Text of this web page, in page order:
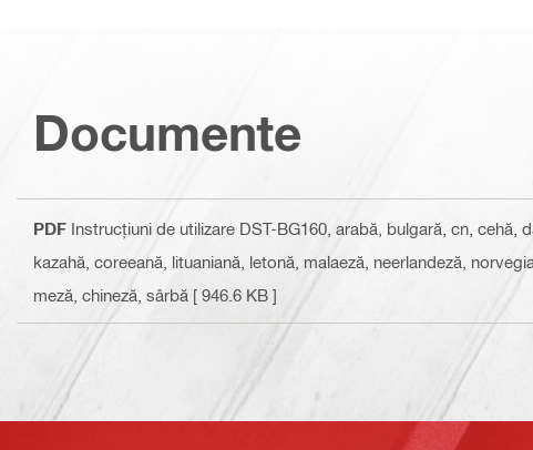
Documente
PDF Instrucțiuni de utilizare DST-BG160 , arabă, bulgară, cn, cehă,
kazahă, coreeană, lituaniană, letonă, malaeză, neerlandeză,
meză, chineză, sârbă [ 946.6 KB ]